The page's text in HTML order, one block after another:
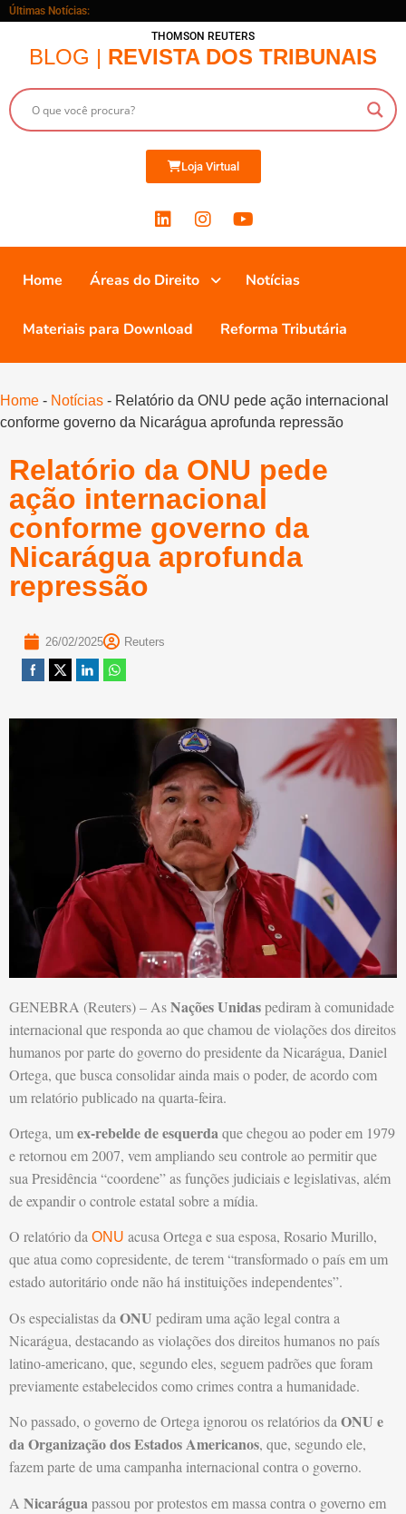
Últimas Notícias:
THOMSON REUTERS
BLOG | REVISTA DOS TRIBUNAIS
Loja Virtual
Home Áreas do Direito Notícias
Materiais para Download Reforma Tributária
Home - Notícias - Relatório da ONU pede ação internacional
conforme governo da Nicarágua aprofunda repressão
Relatório da ONU pede
ação internacional
conforme governo da
Nicarágua aprofunda
repressão
26/02/2025 Reuters
GENEBRA (Reuters) – AsNações Unidaspediram à comunidade
internacional que responda ao que chamou de violações dos direitos
humanos por parte do governo do presidente da Nicarágua, Daniel
Ortega, que busca consolidar ainda mais o poder, de acordo com
um relatório publicado na quarta-feira.
Ortega, umex-rebelde de esquerdaque chegou ao poder em 1979
e retornou em 2007, vem ampliando seu controle ao permitir que
sua Presidência “coordene” as funções judiciais e legislativas, além
de expandir o controle estatal sobre a mídia.
O relatório da ONU acusa Ortega e sua esposa, Rosario Murillo,
que atua como copresidente, de terem “transformado o país em um
estado autoritário onde não há instituições independentes”.
Os especialistas da ONU pediram uma ação legal contra a
Nicarágua, destacando as violações dos direitos humanos no país
latino-americano, que, segundo eles, seguem padrões que foram
previamente estabelecidos como crimes contra a humanidade.
No passado, o governo de Ortega ignorou os relatórios daONU e
da Organização dos Estados Americanos, que, segundo ele,
fazem parte de uma campanha internacional contra o governo.
A Nicaráguapassou por protestos em massa contra o governo em